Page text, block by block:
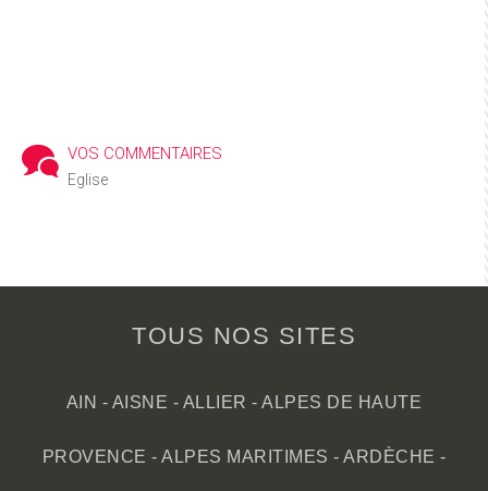
VOS COMMENTAIRES
Eglise
TOUS NOS SITES
AIN - AISNE - ALLIER -ALPES DE HAUTE
PROVENCE - ALPES MARITIMES - ARDÈCHE -